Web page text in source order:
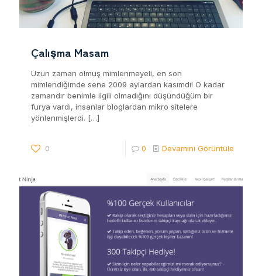
Çalışma Masam
Uzun zaman olmuş mimlenmeyeli, en son
mimlendiğimde sene 2009 aylardan kasımdı! O kadar
zamandır benimle ilgili olmadığını düşündüğüm bir
furya vardı, insanlar bloglardan mikro sitelere
yönlenmişlerdi. […]
0 0 Devamını Görüntüle